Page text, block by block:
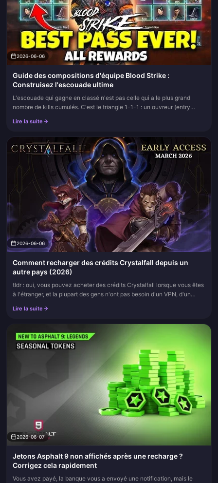
2026-06-06
Guide des compositions d'équipe Blood Strike :
Construisez l'escouade ultime
L'escouade qui gagne en classé n'est pas celle qui a le plus grand
nombre de kills cumulés. C'est le triangle 1-1-1 : un ouvreur (entry
Lire la suite
2026-06-06
Comment recharger des crédits Crystalfall depuis un
autre pays (2026)
tldr : oui, vous pouvez acheter des crédits Crystalfall lorsque vous êtes
à l'étranger, et la plupart des gens n'ont pas besoin d'un VPN, d'un
Lire la suite
2026-06-07
Jetons Asphalt 9 non affichés après une recharge ?
Corrigez cela rapidement
Vous avez payé, la banque vous a envoyé une notification, mais le